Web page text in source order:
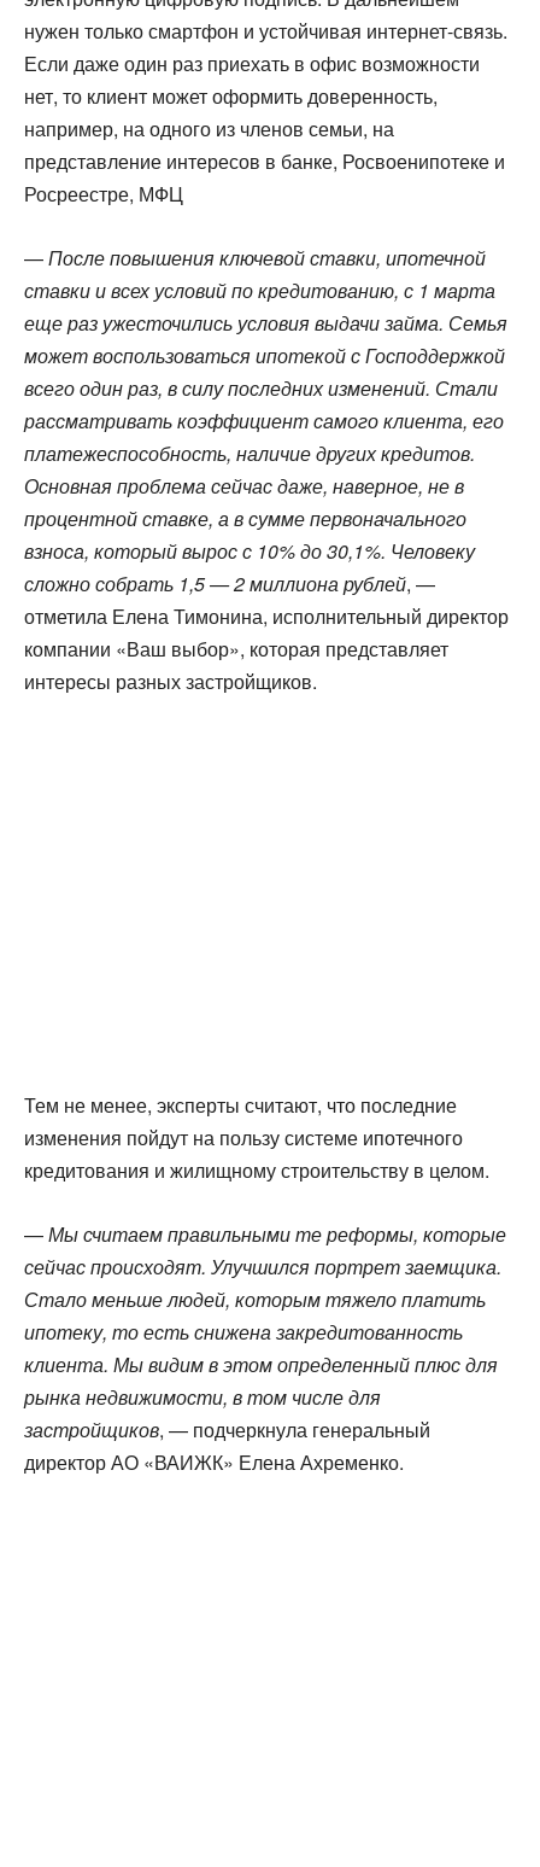
нужен только смартфон и устойчивая интернет-связь.
Если даже один раз приехать в офис возможности
нет, то клиент может оформить доверенность,
например, на одного из членов семьи, на
представление интересов в банке, Росвоенипотеке и
Росреестре, МФЦ
—После повышения ключевой ставки, ипотечной
ставки и всех условий по кредитованию, с 1 марта
еще раз ужесточились условия выдачи займа. Семья
может воспользоваться ипотекой с Господдержкой
всего один раз, в силу последних изменений. Стали
рассматривать коэффициент самого клиента, его
платежеспособность, наличие других кредитов.
Основная проблема сейчас даже, наверное, не в
процентной ставке, а в сумме первоначального
взноса, который вырос с 10% до 30,1%. Человеку
сложно собрать 1,5 — 2 миллиона рублей, —
отметила Елена Тимонина, исполнительный директор
компании «Ваш выбор», которая представляет
интересы разных застройщиков.
Тем не менее, эксперты считают, что последние
изменения пойдут на пользу системе ипотечного
кредитования и жилищному строительству в целом.
—Мы считаем правильными те реформы, которые
сейчас происходят. Улучшился портрет заемщика.
Стало меньше людей, которым тяжело платить
ипотеку, то есть снижена закредитованность
клиента. Мы видим в этом определенный плюс для
рынка недвижимости, в том числе для
застройщиков, — подчеркнула генеральный
директор АО «ВАИЖК» Елена Ахременко.